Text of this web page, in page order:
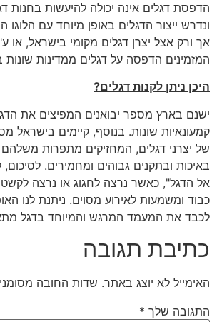
הדפסת דגלים אינה יכולה להיעשות בחנות
ונדרש ייצור הדגלים באופן מיוחד עם הלוגו
אך ורק אצל יצרן דגלים מקומי בישראל, או
המזמינים הדפסה על דגלים ממדינות שונות
היכן ניתן לקנות דגלים?
ישנם בארץ מספר יבואנים המפיצים את
קמעונאיות שונות. בנוסף, קיימים
של יצרני דגלים, המחזיקים מתפרות משלהם
באיכות ובתקנים גבוהים ומחמירים.
אל הדגל", כאשר נרצה לחגוג או נרצה
כבוד ומשמעות לאירוע מסוים. ניתנת לנו
לכבד את המעמד המרגש והמיוחד בדגל
כתיבת תגובה
האימייל לא יוצג באתר. שדות החובה
התגובה שלך *